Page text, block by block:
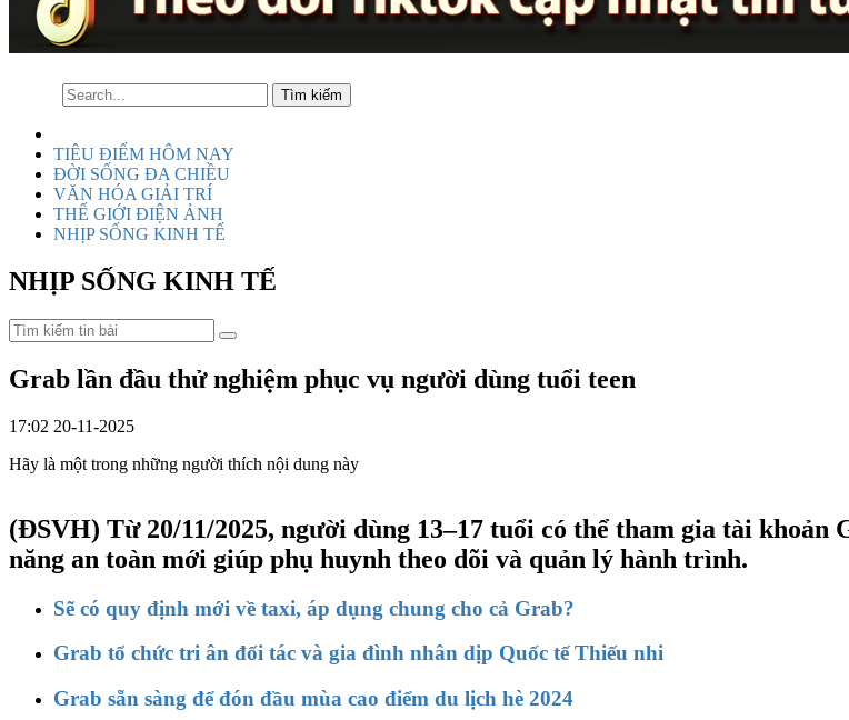
TIÊU ĐIỂM HÔM NAY
ĐỜI SỐNG ĐA CHIỀU
VĂN HÓA GIẢI TRÍ
THẾ GIỚI ĐIỆN ẢNH
NHỊP SỐNG KINH TẾ
NHỊP SỐNG KINH TẾ
Grab lần đầu thử nghiệm phục vụ người dùng tuổi teen
17:02 20-11-2025
Hãy là một trong những người thích nội dung này
(ĐSVH) Từ 20/11/2025, người dùng 13–17 tuổi có thể tham gia tài
năng an toàn mới giúp phụ huynh theo dõi và quản lý hành trình.
Sẽ có quy định mới về taxi, áp dụng chung cho cả Grab?
Grab tổ chức tri ân đối tác và gia đình nhân dịp Quốc tế Thiếu nhi
Grab sẵn sàng để đón đầu mùa cao điểm du lịch hè 2024